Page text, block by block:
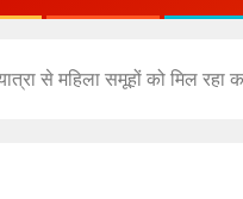
से महिला समूहों को मिल रहा